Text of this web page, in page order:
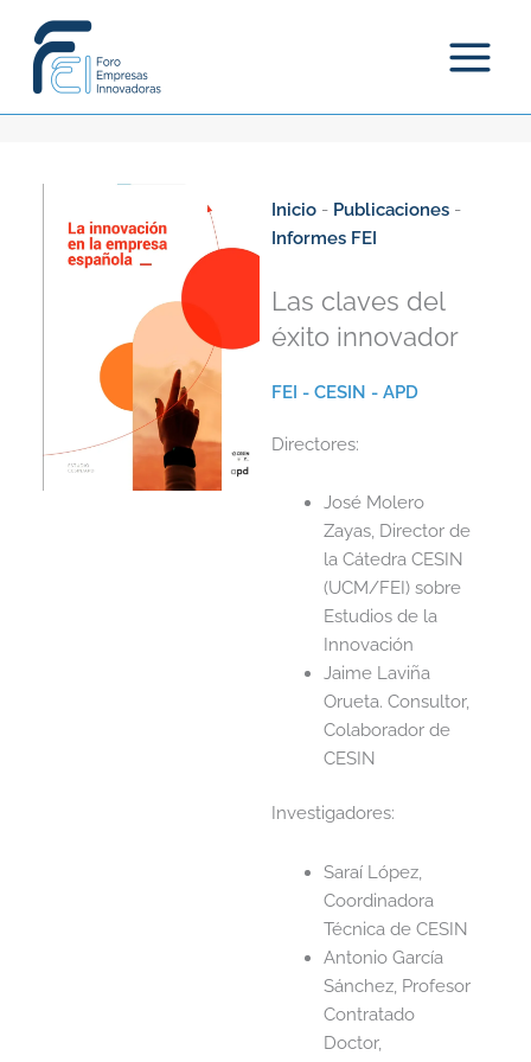
contenido
Inicio- Publicaciones-
Informes FEI
Las claves del
éxito innovador
FEI - CESIN - APD
Directores:
José Molero
Zayas, Director de
la Cátedra CESIN
(UCM/FEI) sobre
Estudios de la
Innovación
Jaime Laviña
Orueta. Consultor,
Colaborador de
CESIN
Investigadores:
Saraí López,
Coordinadora
Técnica de CESIN
Antonio García
Sánchez, Profesor
Contratado
Doctor,